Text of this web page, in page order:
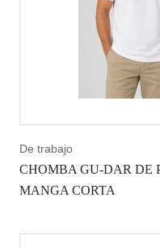
De trabajo
CHOMBA GU-DAR DE
MANGA CORTA